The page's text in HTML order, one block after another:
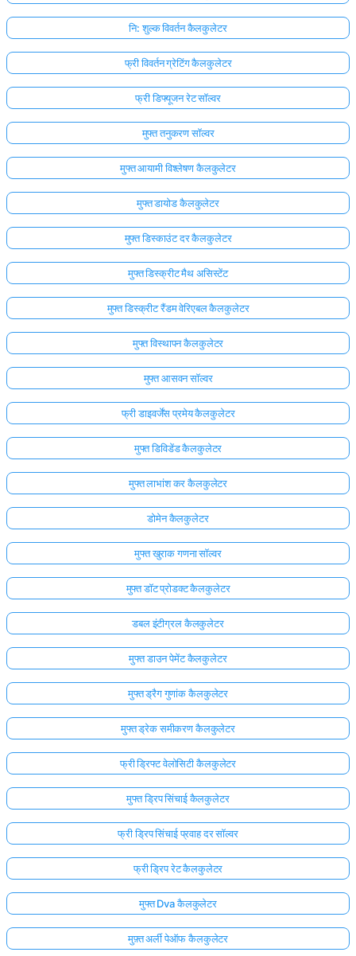
यहाँ
नि: शुल्क विवर्तन कैलकुलेटर
फ्री विवर्तन ग्रेटिंग कैलकुलेटर
फ्री डिफ्यूजन रेट सॉल्वर
मुफ्त तनुकरण सॉल्वर
मुफ्त आयामी विश्लेषण कैलकुलेटर
मुफ्त डायोड कैलकुलेटर
मुफ्त डिस्काउंट दर कैलकुलेटर
मुफ्त डिस्क्रीट मैथ असिस्टेंट
मुफ्त डिस्क्रीट रैंडम वेरिएबल कैलकुलेटर
मुफ्त विस्थापन कैलकुलेटर
मुफ्त आसवन सॉल्वर
फ्री डाइवर्जेंस प्रमेय कैलकुलेटर
मुफ्त डिविडेंड कैलकुलेटर
मुफ्त लाभांश कर कैलकुलेटर
डोमेन कैलकुलेटर
मुफ्त खुराक गणना सॉल्वर
मुफ्त डॉट प्रोडक्ट कैलकुलेटर
डबल इंटीग्रल कैलकुलेटर
मुफ्त डाउन पेमेंट कैलकुलेटर
मुफ्त ड्रैग गुणांक कैलकुलेटर
मुफ्त ड्रेक समीकरण कैलकुलेटर
फ्री ड्रिफ्ट वेलोसिटी कैलकुलेटर
मुफ्त ड्रिप सिंचाई कैलकुलेटर
फ्री ड्रिप सिंचाई प्रवाह दर सॉल्वर
फ्री ड्रिप रेट कैलकुलेटर
मुफ्त Dva कैलकुलेटर
मुफ़्त अर्ली पेऑफ कैलकुलेटर